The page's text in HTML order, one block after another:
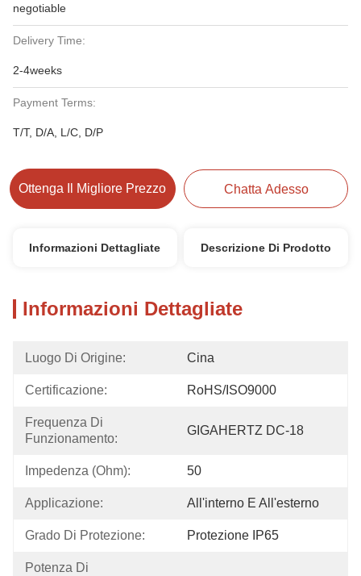
negotiable
Delivery Time:
2-4weeks
Payment Terms:
T/T, D/A, L/C, D/P
Ottenga Il Migliore Prezzo Chatta Adesso
Informazioni Dettagliate Descrizione Di Prodotto
Informazioni Dettagliate
Luogo Di Origine: Cina
Certificazione: RoHS/ISO9000
Frequenza Di
Funzionamento:
GIGAHERTZ DC-18
Impedenza (Ohm): 50
Applicazione: All'interno E All'esterno
Grado Di Protezione: Protezione IP65
Potenza Di